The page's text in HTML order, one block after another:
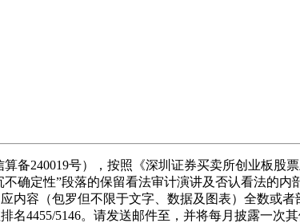
240019号），按照《深圳证券买卖所创业板股
确定性”段落的保留看法审计演讲及否认看法的内
内容（包罗但不限于文字、数据及图表）全数或
4455/5146。请发送邮件至，并将每月披露一次